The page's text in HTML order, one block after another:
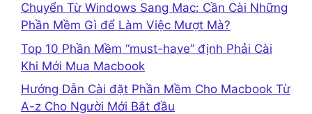
Chuyển Từ Windows Sang Mac: Cần Cài Những
Phần Mềm Gì để Làm Việc Mượt Mà?
Top 10 Phần Mềm “must-have” định Phải Cài
Khi Mới Mua Macbook
Hướng Dẫn Cài đặt Phần Mềm Cho Macbook Từ
A-z Cho Người Mới Bắt đầu